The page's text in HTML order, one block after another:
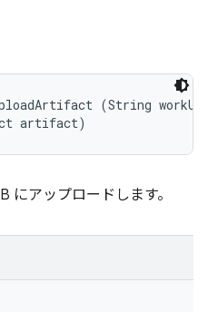
(String
artifact)
にアップロードします。